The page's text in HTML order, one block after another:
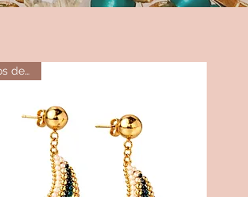
Recién salidos del horno